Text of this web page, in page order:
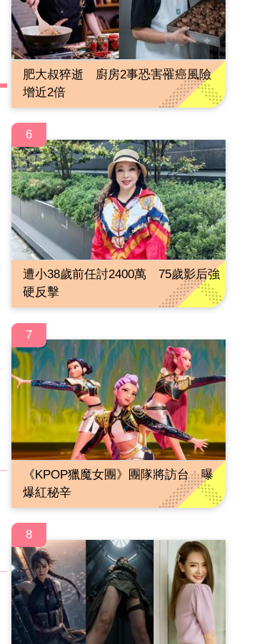
肥大叔猝逝 廚房2事恐害罹癌風險
增近2倍
6
遭小38歲前任討2400萬 75歲影后強
硬反擊
7
《KPOP獵魔女團》團隊將訪台 曝
爆紅秘辛
8